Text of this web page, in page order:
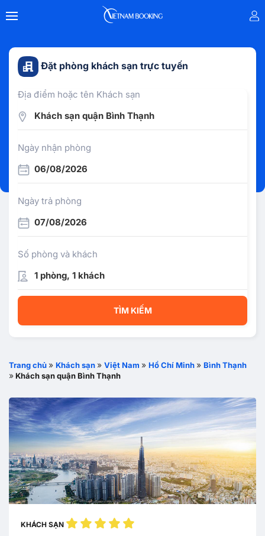
Đặt phòng khách sạn trực tuyến
Địa điểm hoặc tên Khách sạn
Khách sạn quận Bình Thạnh
Ngày nhận phòng
06/08/2026
Ngày trả phòng
07/08/2026
Số phòng và khách
1 phòng, 1 khách
TÌM KIẾM
Trang chủ » Khách sạn » Việt Nam » Hồ Chí Minh » Bình Thạnh
»Khách sạn quận Bình Thạnh
KHÁCH SẠN